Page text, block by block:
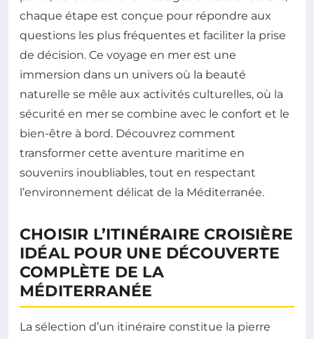
chaque étape est conçue pour répondre aux
questions les plus fréquentes et faciliter la prise
de décision. Ce voyage en mer est une
immersion dans un univers où la beauté
naturelle se mêle aux activités culturelles, où la
sécurité en mer se combine avec le confort et le
bien-être à bord. Découvrez comment
transformer cette aventure maritime en
souvenirs inoubliables, tout en respectant
l’environnement délicat de la Méditerranée.
CHOISIR L’ITINÉRAIRE CROISIÈRE
IDÉAL POUR UNE DÉCOUVERTE
COMPLÈTE DE LA
MÉDITERRANÉE
La sélection d’un itinéraire constitue la pierre